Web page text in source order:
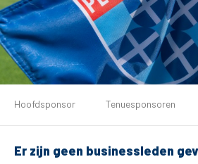
Tickets
Matchdays
Hoofdsponsor Tenuesponsoren
Er zijn geen businessleden